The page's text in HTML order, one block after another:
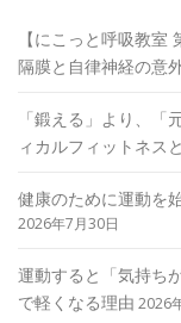
【にこっと呼吸教
隔膜と自律神経の意
「鍛える」より、
ィカルフィットネス
健康のために運動を
2026年7月30日
運動すると「気持ち
で軽くなる理由 2026